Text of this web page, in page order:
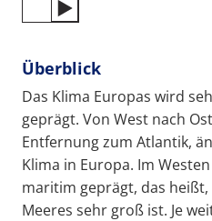
Überblick
Das Klima Europas wird
geprägt. Von West nach
Entfernung zum Atlantik,
Klima in Europa. Im
maritim geprägt, das heißt,
Meeres sehr groß ist. Je